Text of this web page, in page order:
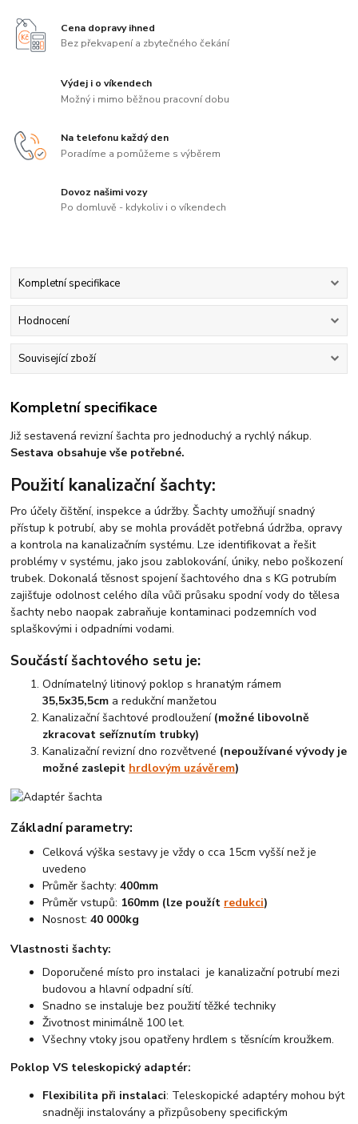
Cena dopravy ihned
Bez překvapení a zbytečného čekání
Výdej i o víkendech
Možný i mimo běžnou pracovní dobu
Na telefonu každý den
Poradíme a pomůžeme s výběrem
Dovoz našimi vozy
Po domluvě - kdykoliv i o víkendech
Kompletní specifikace
Hodnocení
Související zboží
Kompletní specifikace
Již sestavená revizní šachta pro jednoduchý a rychlý nákup.
Sestava obsahuje vše potřebné.
Použití kanalizační šachty:
Pro účely čištění, inspekce a údržby. Šachty umožňují snadný
přístup k potrubí, aby se mohla provádět potřebná údržba, opravy
a kontrola na kanalizačním systému. Lze identifikovat a řešit
problémy v systému, jako jsou zablokování, úniky, nebo poškození
trubek. Dokonalá těsnost spojení šachtového dna s KG potrubím
zajišťuje odolnost celého díla vůči průsaku spodní vody do tělesa
šachty nebo naopak zabraňuje kontaminaci podzemních vod
splaškovými i odpadními vodami.
Součástí šachtového setu je:
Odnímatelný litinový poklop s hranatým rámem
35,5x35,5cm a redukční manžetou
Kanalizační šachtové prodloužení (možné libovolně
zkracovat seříznutím trubky)
Kanalizační revizní dno rozvětvené (nepoužívané vývody je
možné zaslepit hrdlovým uzávěrem)
Základní parametry:
Celková výška sestavy je vždy o cca 15cm vyšší než je
uvedeno
Průměr šachty:400mm
Průměr vstupů: 160mm (lze použít redukci)
Nosnost:40 000kg
Vlastnosti šachty:
Doporučené místo pro instalaci je kanalizační potrubí mezi
budovou a hlavní odpadní sítí.
Snadno se instaluje bez použití těžké techniky
Životnost minimálně 100 let.
Všechny vtoky jsou opatřeny hrdlem s těsnícím kroužkem.
Poklop VS teleskopický adaptér:
Flexibilita při instalaci: Teleskopické adaptéry mohou být
snadněji instalovány a přizpůsobeny specifickým